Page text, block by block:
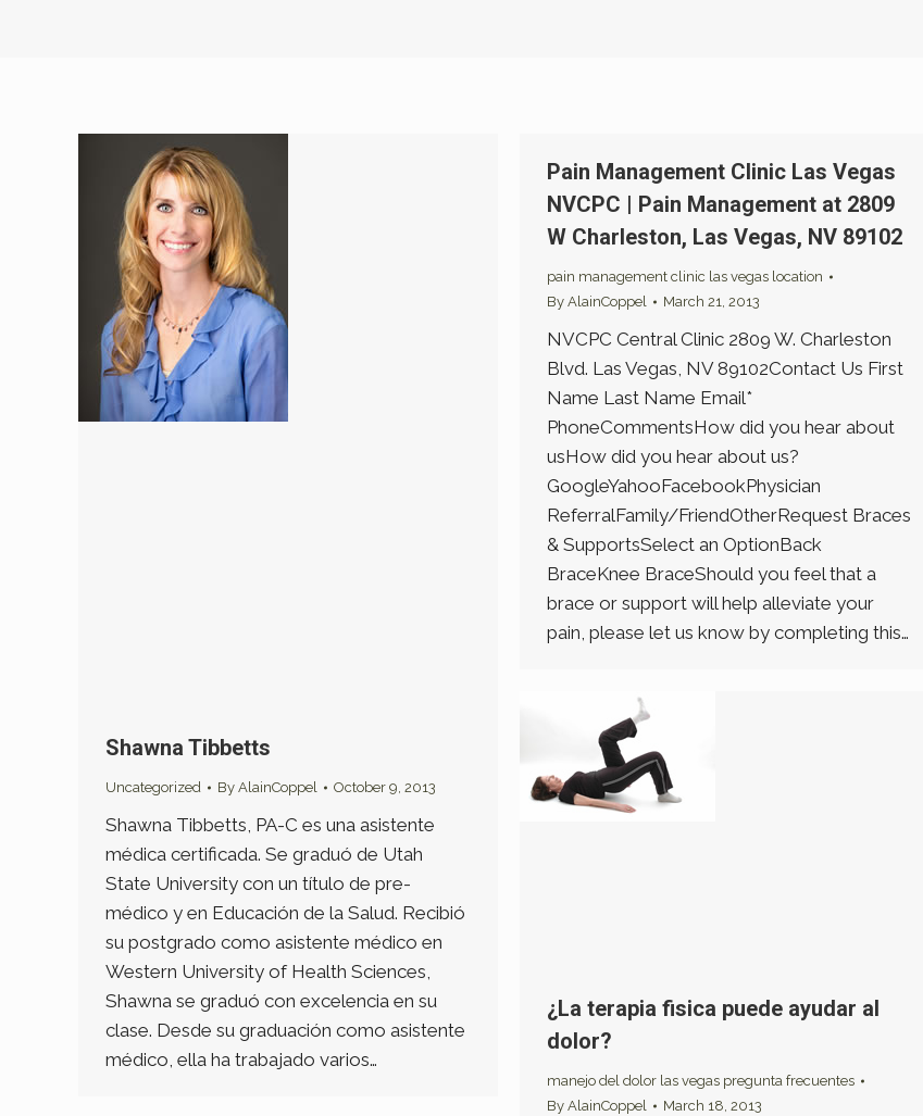
Shawna Tibbetts
Uncategorized By AlainCoppel October 9, 2013
Shawna Tibbetts, PA-C es una asistente
médica certificada. Se graduó de Utah
State University con un título de pre-
médico y en Educación de la Salud. Recibió
su postgrado como asistente médico en
Western University of Health Sciences,
Shawna se graduó con excelencia en su
clase. Desde su graduación como asistente
médico, ella ha trabajado varios…
Pain Management Clinic Las Vegas
NVCPC | Pain Management at 2809
W Charleston, Las Vegas, NV 89102
pain management clinic las vegas location
By AlainCoppel March 21, 2013
NVCPC Central Clinic 2809 W. Charleston
Blvd. Las Vegas, NV 89102Contact Us First
Name Last Name Email*
PhoneCommentsHow did you hear about
usHow did you hear about us?
GoogleYahooFacebookPhysician
ReferralFamily/FriendOtherRequest Braces
& SupportsSelect an OptionBack
BraceKnee BraceShould you feel that a
brace or support will help alleviate your
pain, please let us know by completing this…
¿La terapia fisica puede ayudar al
dolor?
manejo del dolor las vegas pregunta frecuentes
By AlainCoppel March 18, 2013